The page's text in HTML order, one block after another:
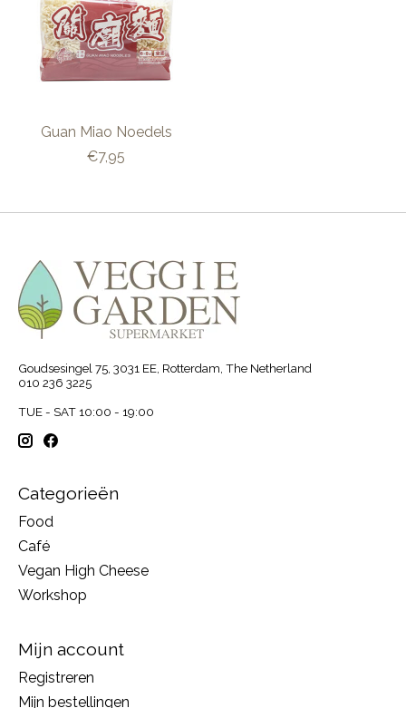
Guan Miao Noedels
€7,95
Goudsesingel 75, 3031 EE, Rotterdam, The Netherland
010 236 3225
TUE - SAT 10:00 - 19:00
Categorieën
Food
Café
Vegan High Cheese
Workshop
Mijn account
Registreren
Mijn bestellingen